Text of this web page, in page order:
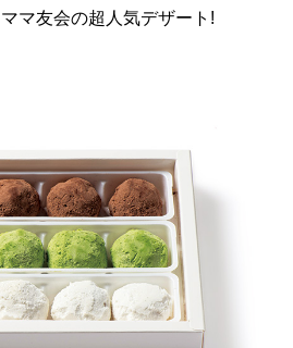
マ友会の超人気デザート!